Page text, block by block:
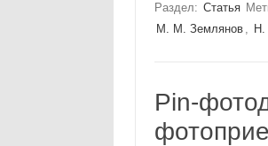
Раздел: Статья
М. М. Землянов , Н.
Pin-